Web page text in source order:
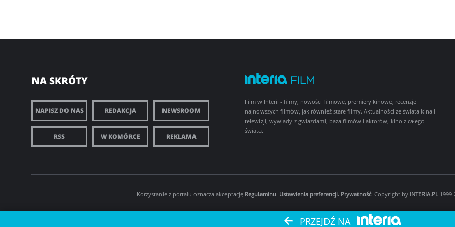
NA SKRÓTY
NAPISZ DO NAS REDAKCJA NEWSROOM
RSS W KOMÓRCE REKLAMA
Film w Interii - filmy, nowości filmowe, premiery kinowe, recenzje
najnowszych filmów, jak również stare filmy. Aktualności ze świata kina i
telewizji, wywiady z gwiazdami, baza filmów i aktorów, kino z całego
świata.
Korzystanie z portalu oznacza akceptację Regulaminu. Ustawienia preferencji. Prywatność. Copyright by INTERIA.PL
PRZEJDŹ NA